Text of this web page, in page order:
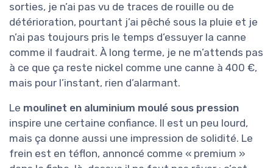
sorties, je n’ai pas vu de traces de rouille ou de
détérioration, pourtant j’ai pêché sous la pluie et je
n’ai pas toujours pris le temps d’essuyer la canne
comme il faudrait. À long terme, je ne m’attends pas
à ce que ça reste nickel comme une canne à 400 €,
mais pour l’instant, rien d’alarmant.
Le moulinet en aluminium moulé sous pression
inspire une certaine confiance. Il est un peu lourd,
mais ça donne aussi une impression de solidité. Le
frein est en téflon, annoncé comme « premium »